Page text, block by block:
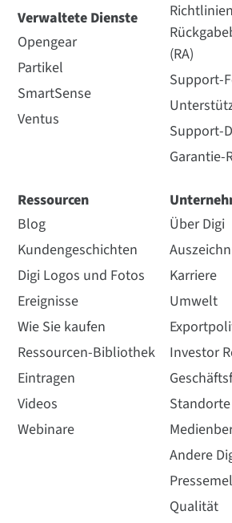
Verwaltete Dienste
Opengear
Partikel
SmartSense
Ventus
(RA)
Support-
Support-
Garantie-
Ressourcen
Blog
Kundengeschichten
Digi Logos und Fotos
Ereignisse
Wie Sie kaufen
Ressourcen-Bibliothek
Eintragen
Videos
Webinare
Über Digi
Karriere
Umwelt
Investor
Standorte
Andere
Qualität